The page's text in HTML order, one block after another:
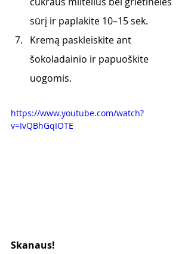
sūrį ir paplakite 10–15 sek.
Kremą paskleiskite ant
šokoladainio ir papuoškite
uogomis.
https://www.youtube.com/watch?
v=IvQBhGqIOTE
Skanaus!